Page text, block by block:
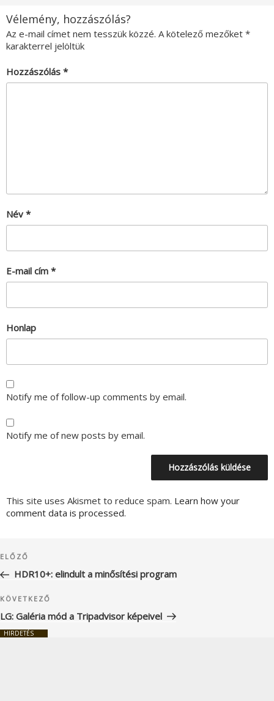
Vélemény, hozzászólás?
Az e-mail címet nem tesszük közzé. A kötelező mezőket *
karakterrel jelöltük
Hozzászólás *
Név *
E-mail cím *
Honlap
Notify me of follow-up comments by email.
Notify me of new posts by email.
This site uses Akismet to reduce spam. Learn how your
comment data is processed.
navigáció
Korábbi
bejegyzés
ELŐZŐ
HDR10+: elindult a minősítési program
Következő
bejegyzés
KÖVETKEZŐ
LG: Galéria mód a Tripadvisor képeivel
HIRDETÉS